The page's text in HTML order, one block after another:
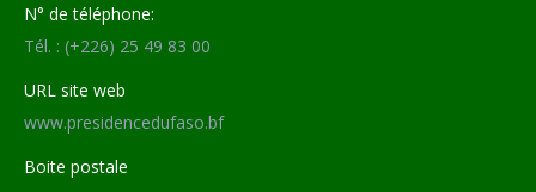
N° de téléphone:
Tél. : (+226) 25 49 83 00
URL site web
www.presidencedufaso.bf
Boite postale